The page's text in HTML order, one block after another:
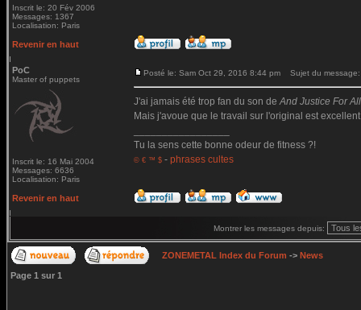
Inscrit le: 20 Fév 2006
Messages: 1367
Localisation: Paris
Revenir en haut
PoC
Master of puppets
Inscrit le: 16 Mai 2004
Messages: 6636
Localisation: Paris
Posté le: Sam Oct 29, 2016 8:44 pm Sujet du message:
J'ai jamais été trop fan du son deAnd Justice For
Mais j'avoue que le travail sur l'original est
Tu la sens cette bonne odeur de fitness ?!
© € ™ $ - phrases cultes
Revenir en haut
Montrer les messages depuis:
ZONEMETAL Index du Forum -> News
Page 1 sur 1